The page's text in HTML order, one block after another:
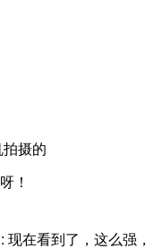
摄的
！
: 现在看到了，这么强，